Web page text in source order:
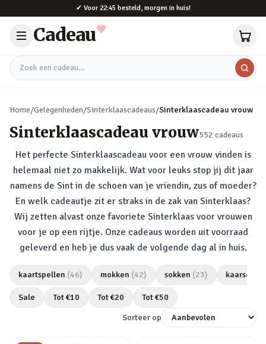
✔ Voor 22:45 besteld, morgen in huis!
Cadeau
Zoek een cadeau
Home/Gelegenheden/Sinterklaascadeaus/Sinterklaascadeau vrouw
Sinterklaascadeau vrouw552 cadeaus
Het perfecte Sinterklaascadeau voor een vrouw vinden is
helemaal niet zo makkelijk. Wat voor leuks stop jij dit jaar
namens de Sint in de schoen van je vriendin, zus of moeder?
En welk cadeautje zit er straks in de zak van Sinterklaas?
Wij zetten alvast onze favoriete Sinterklaas voor vrouwen
voor je op een rijtje. Onze cadeaus worden uit voorraad
geleverd en heb je dus vaak de volgende dag al in huis.
kaartspellen (46) mokken (42) sokken (23) kaarsen
Sale Tot €10 Tot €20 Tot €50
Sorteer op